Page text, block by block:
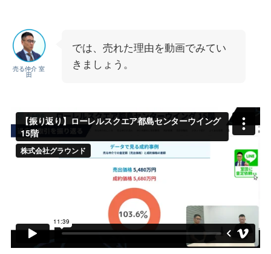
売る仲介 室
田
では、売れた理由を動画でみてい
きましょう。